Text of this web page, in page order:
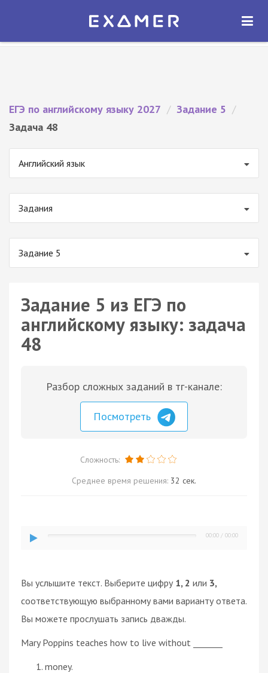
Экзамер — ЕГЭ 2027
ОТКРЫТЬ
ЕГЭ по английскому языку 2027 / Задание 5 /
Задача 48
Английский язык
Задания
Задание 5
Задание 5 из ЕГЭ по
английскому языку: задача
48
Разбор сложных заданий в тг-канале:
Посмотреть
Сложность:
Среднее время решения: 32 сек.
00:00 / 00:00
Вы услышите текст. Выберите цифру 1, 2 или 3,
соответствующую выбранному вами варианту ответа.
Вы можете прослушать запись дважды.
Mary Poppins teaches how to live without _______
money.